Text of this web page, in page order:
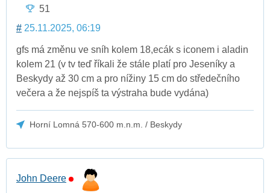
51
# 25.11.2025, 06:19
gfs má změnu ve sníh kolem 18,ecák s iconem i aladin
kolem 21 (v tv teď říkali že stále platí pro Jeseníky a
Beskydy až 30 cm a pro nížiny 15 cm do středečního
večera a že nejspíš ta výstraha bude vydána)
Horní Lomná 570-600 m.n.m. / Beskydy
John Deere